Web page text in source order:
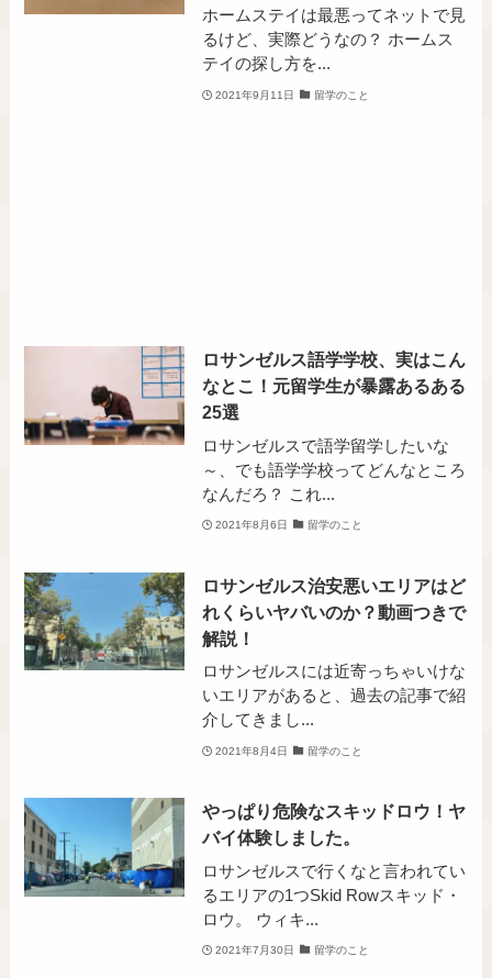
ホームステイは最悪ってネットで見
るけど、実際どうなの？ ホームス
テイの探し方を...
2021年9月11日 留学のこと
ロサンゼルス語学学校、実はこん
なとこ！元留学生が暴露あるある
25選
ロサンゼルスで語学留学したいな
～、でも語学学校ってどんなところ
なんだろ？ これ...
2021年8月6日 留学のこと
ロサンゼルス治安悪いエリアはど
れくらいヤバいのか？動画つきで
解説！
ロサンゼルスには近寄っちゃいけな
いエリアがあると、過去の記事で紹
介してきまし...
2021年8月4日 留学のこと
やっぱり危険なスキッドロウ！ヤ
バイ体験しました。
ロサンゼルスで行くなと言われてい
るエリアの1つSkid Rowスキッド・
ロウ。 ウィキ...
2021年7月30日 留学のこと